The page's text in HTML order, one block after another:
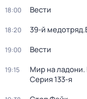
18:00 Вести
18:20 39-й
19:00 Вести
19:15 Мир на ладони.
Серия 133-я